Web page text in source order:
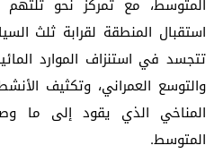
المتوسط، مع تمركز نحو
استقبال المنطقة لقرابة ثلث
تتجسد في استنزاف الموارد
والتوسع العمراني، وتكثيف
المناخي الذي يقود إلى ما
المتوسط.